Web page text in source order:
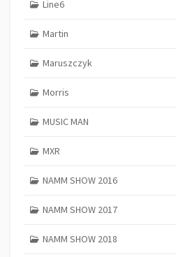
Line6
Martin
Maruszczyk
Morris
MUSIC MAN
MXR
NAMM SHOW 2016
NAMM SHOW 2017
NAMM SHOW 2018